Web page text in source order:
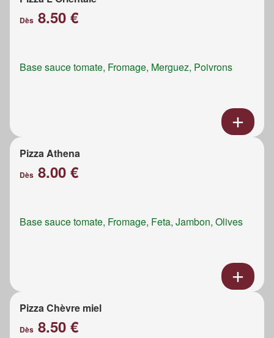
Dès 8.50 €
Base sauce tomate, Fromage, Merguez, Poivrons
Pizza Athena
Dès 8.00 €
Base sauce tomate, Fromage, Feta, Jambon, Olives
Pizza Chèvre miel
Dès 8.50 €